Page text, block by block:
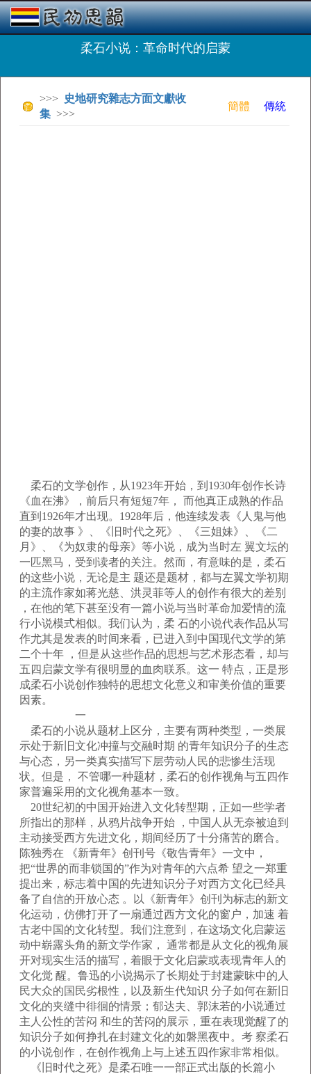
柔石小说：革命时代的启蒙
>>>
史地研究雜志方面文獻收
集 >>>
簡體 傳統
柔石的文学创作，从1923年开始，到1930年创作长诗
《血在沸》，前后只有短短7年， 而他真正成熟的作品
直到1926年才出现。1928年后，他连续发表《人鬼与他
的妻的故事 》、《旧时代之死》、《三姐妹》、《二
月》、《为奴隶的母亲》等小说，成为当时左 翼文坛的
一匹黑马，受到读者的关注。然而，有意味的是，柔石
的这些小说，无论是主 题还是题材，都与左翼文学初期
的主流作家如蒋光慈、洪灵菲等人的创作有很大的差别
，在他的笔下甚至没有一篇小说与当时革命加爱情的流
行小说模式相似。我们认为，柔 石的小说代表作品从写
作尤其是发表的时间来看，已进入到中国现代文学的第
二个十年 ，但是从这些作品的思想与艺术形态看，却与
五四启蒙文学有很明显的血肉联系。这一 特点，正是形
成柔石小说创作独特的思想文化意义和审美价值的重要
因素。
一
柔石的小说从题材上区分，主要有两种类型，一类展
示处于新旧文化冲撞与交融时期 的青年知识分子的生态
与心态，另一类真实描写下层劳动人民的悲惨生活现
状。但是， 不管哪一种题材，柔石的创作视角与五四作
家普遍采用的文化视角基本一致。
20世纪初的中国开始进入文化转型期，正如一些学者
所指出的那样，从鸦片战争开始 ，中国人从无奈被迫到
主动接受西方先进文化，期间经历了十分痛苦的磨合。
陈独秀在 《新青年》创刊号《敬告青年》一文中，
把“世界的而非锁国的”作为对青年的六点希 望之一郑重
提出来，标志着中国的先进知识分子对西方文化已经具
备了自信的开放心态 。以《新青年》创刊为标志的新文
化运动，仿佛打开了一扇通过西方文化的窗户，加速 着
古老中国的文化转型。我们注意到，在这场文化启蒙运
动中崭露头角的新文学作家， 通常都是从文化的视角展
开对现实生活的描写，着眼于文化启蒙或表现青年人的
文化觉 醒。鲁迅的小说揭示了长期处于封建蒙昧中的人
民大众的国民劣根性，以及新生代知识 分子如何在新旧
文化的夹缝中徘徊的情景；郁达夫、郭沫若的小说通过
主人公性的苦闷 和生的苦闷的展示，重在表现觉醒了的
知识分子如何挣扎在封建文化的如磐黑夜中。考 察柔石
的小说创作，在创作视角上与上述五四作家非常相似。
《旧时代之死》是柔石唯一一部正式出版的长篇小